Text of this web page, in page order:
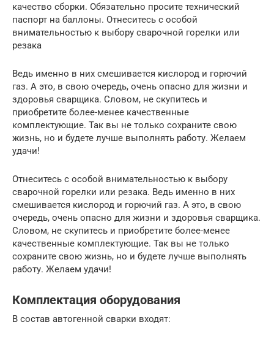
качество сборки. Обязательно просите технический
паспорт на баллоны. Отнеситесь с особой
внимательностью к выбору сварочной горелки или
резака
Ведь именно в них смешивается кислород и горючий
газ. А это, в свою очередь, очень опасно для жизни и
здоровья сварщика. Словом, не скупитесь и
приобретите более-менее качественные
комплектующие. Так вы не только сохраните свою
жизнь, но и будете лучше выполнять работу. Желаем
удачи!
Отнеситесь с особой внимательностью к выбору
сварочной горелки или резака. Ведь именно в них
смешивается кислород и горючий газ. А это, в свою
очередь, очень опасно для жизни и здоровья сварщика.
Словом, не скупитесь и приобретите более-менее
качественные комплектующие. Так вы не только
сохраните свою жизнь, но и будете лучше выполнять
работу. Желаем удачи!
Комплектация оборудования
В состав автогенной сварки входят: